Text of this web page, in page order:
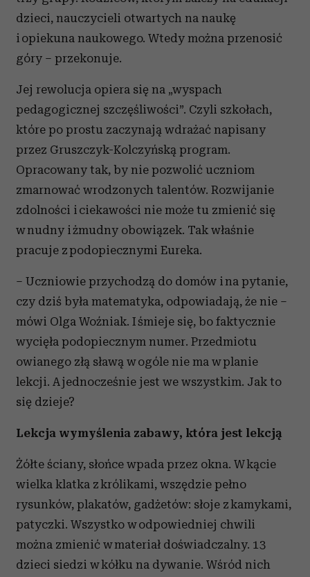
dzieci, nauczycieli otwartych na naukę
i opiekuna naukowego. Wtedy można przenosić
góry – przekonuje.
Jej rewolucja opiera się na „wyspach
pedagogicznej szczęśliwości”. Czyli szkołach,
które po prostu zaczynają wdrażać napisany
przez Gruszczyk-Kolczyńską program.
Opracowany tak, by nie pozwolić uczniom
zmarnować wrodzonych talentów. Rozwijanie
zdolności i ciekawości nie może tu zmienić się
w nudny i żmudny obowiązek. Tak właśnie
pracuje z podopiecznymi Eureka.
– Uczniowie przychodzą do domów i na pytanie,
czy dziś była matematyka, odpowiadają, że nie –
mówi Olga Woźniak. I śmieje się, bo faktycznie
wycięła podopiecznym numer. Przedmiotu
owianego złą sławą w ogóle nie ma w planie
lekcji. A jednocześnie jest we wszystkim. Jak to
się dzieje?
Lekcja wymyślenia zabawy, która jest lekcją
Żółte ściany, słońce wpada przez okna. W kącie
wielka klatka z królikami, wszędzie pełno
rysunków, plakatów, gadżetów: słoje z kamykami,
patyczki. Wszystko w odpowiedniej chwili
można zmienić w materiał doświadczalny. 13
dzieci siedzi w kółku na dywanie. Wśród nich